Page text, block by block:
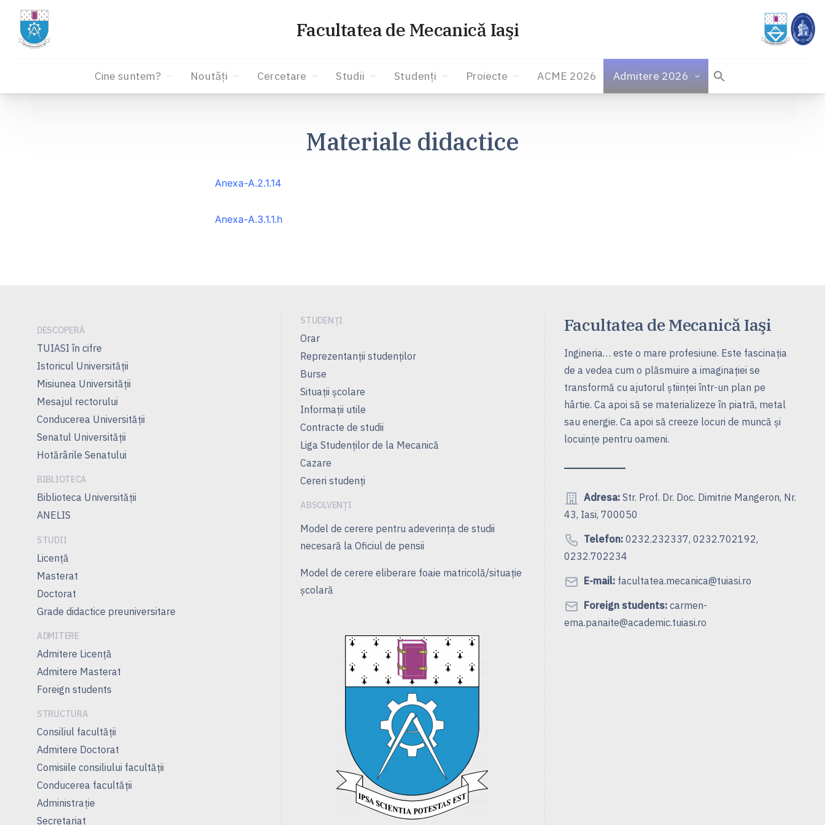
Facultatea de Mecanică Iaşi
Cine suntem? Noutăți Cercetare Studii Studenți Proiecte ACME 2026 Admitere 2026
Materiale didactice
Anexa-A.2.1.14
Anexa-A.3.1.1.h
DESCOPERĂ
TUIASI în cifre
Istoricul Universităţii
Misiunea Universităţii
Mesajul rectorului
Conducerea Universităţii
Senatul Universității
Hotărârile Senatului
BIBLIOTECA
Biblioteca Universității
ANELIS
STUDII
Licență
Masterat
Doctorat
Grade didactice preuniversitare
ADMITERE
Admitere Licenţă
Admitere Masterat
Foreign students
STRUCTURA
Consiliul facultăţii
Admitere Doctorat
Comisiile consiliului facultăţii
Conducerea facultăţii
Administrație
Secretariat
STUDENȚI
Orar
Reprezentanţii studenţilor
Burse
Situații școlare
Informații utile
Contracte de studii
Liga Studenţilor de la Mecanică
Cazare
Cereri studenți
ABSOLVENȚI
Model de cerere pentru adeverința de studii
necesară la Oficiul de pensii
Model de cerere eliberare foaie matricolă/situație
școlară
Facultatea de Mecanică Iaşi
Ingineria… este o mare profesiune. Este fascinaţia
de a vedea cum o plăsmuire a imaginaţiei se
transformă cu ajutorul ştiinţei într-un plan pe
hârtie. Ca apoi să se materializeze în piatră, metal
sau energie. Ca apoi să creeze locuri de muncă şi
locuinţe pentru oameni.
Adresa:Str. Prof. Dr. Doc. Dimitrie Mangeron, Nr.
43, Iasi, 700050
Telefon:0232.232337, 0232.702192,
0232.702234
E-mail:facultatea.mecanica@tuiasi.ro
Foreign students:carmen-
ema.panaite@academic.tuiasi.ro